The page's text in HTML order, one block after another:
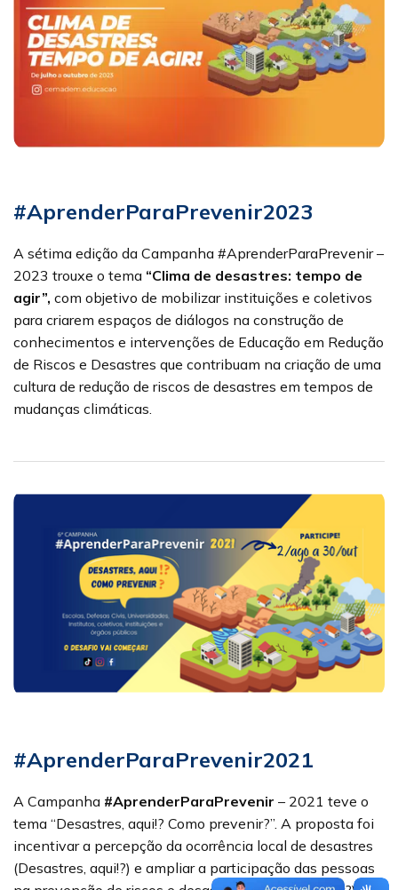
#AprenderParaPrevenir2023
A sétima edição da Campanha #AprenderParaPrevenir –
2023 trouxe o tema “Clima de desastres: tempo de
agir”, com objetivo de mobilizar instituições e coletivos
para criarem espaços de diálogos na construção de
conhecimentos e intervenções de Educação em Redução
de Riscos e Desastres que contribuam na criação de uma
cultura de redução de riscos de desastres em tempos de
mudanças climáticas.
#AprenderParaPrevenir2021
A Campanha #AprenderParaPrevenir – 2021 teve o
tema “Desastres, aqui!? Como prevenir?”. A proposta foi
incentivar a percepção da ocorrência local de desastres
(Desastres, aqui!?) e ampliar a participação das pessoas